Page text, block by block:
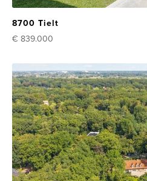
8700 Tielt
€ 839.000